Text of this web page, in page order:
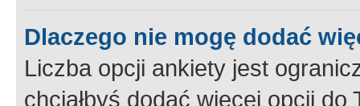
Dlaczego nie mogę dodać
Liczba opcji ankiety jest
chciałbyś dodać więcej opcji